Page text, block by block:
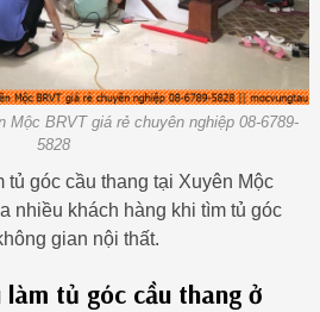
Mộc BRVT giá rẻ chuyên nghiệp 08-6789-
5828
góc cầu thang tại Xuyên Mộc
nhiều khách hàng khi tìm tủ góc
gian nội thất.
tủ góc cầu thang ở